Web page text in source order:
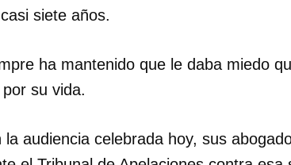
siete años.
ha mantenido que le daba miedo
su vida.
la audiencia celebrada hoy, sus